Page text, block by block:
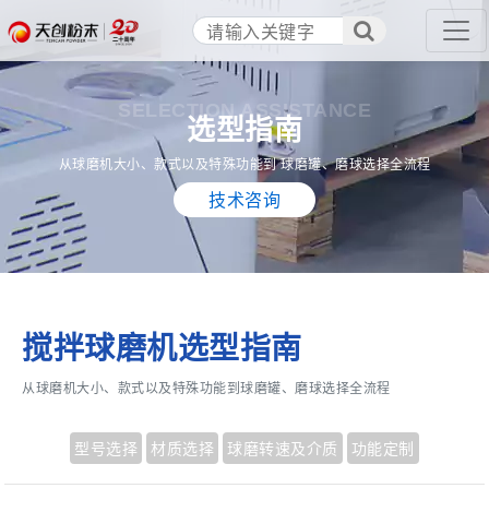
选型指南
SELECTION ASSISTANCE
从球磨机大小、款式以及特殊功能到 球磨罐、磨球选择全流程
技术咨询
搅拌球磨机选型指南
从球磨机大小、款式以及特殊功能到球磨罐、磨球选择全流程
型号选择 材质选择 球磨转速及介质 功能定制